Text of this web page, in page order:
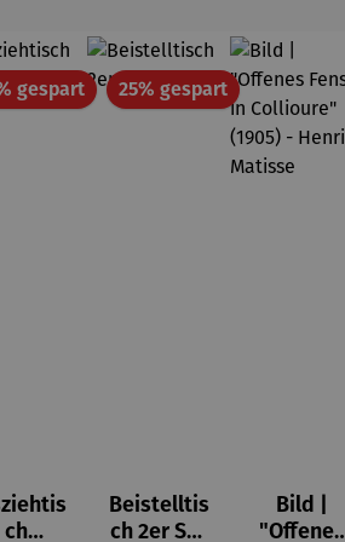
gespartRabatt
ch
25% gespartRabatt
Beistelltis
ch 2er Set
Bild |
"Offenes